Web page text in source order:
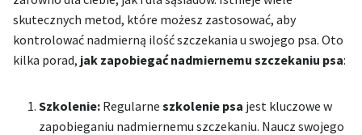
skutecznych metod, które możesz zastosować, aby
kontrolować nadmierną ilość szczekania u swojego psa. Oto
kilka porad, jak zapobiegać nadmiernemu szczekaniu psa:
Szkolenie: Regularne szkolenie psa jest kluczowe w
zapobieganiu nadmiernemu szczekaniu. Naucz swojego